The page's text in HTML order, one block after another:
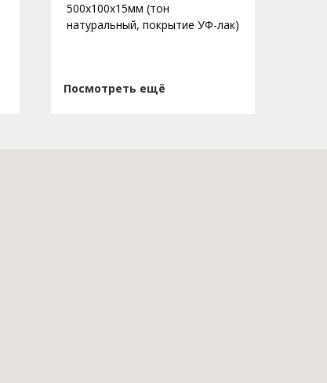
500х100х15мм (тон
натуральный, покрытие УФ-лак)
Посмотреть ещё